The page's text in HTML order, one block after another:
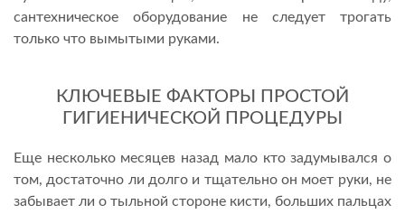
сантехническое оборудование не следует трогать
только что вымытыми руками.
КЛЮЧЕВЫЕ ФАКТОРЫ ПРОСТОЙ
ГИГИЕНИЧЕСКОЙ ПРОЦЕДУРЫ
Еще несколько месяцев назад мало кто задумывался о
том, достаточно ли долго и тщательно он моет руки, не
забывает ли о тыльной стороне кисти, больших пальцах